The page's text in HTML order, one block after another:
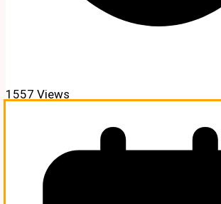
1557 Views